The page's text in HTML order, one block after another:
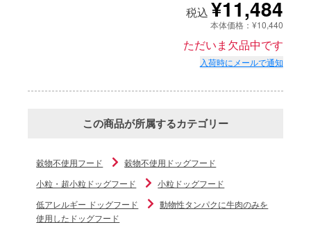
税込 ¥11,484
本体価格：¥10,440
ただいま欠品中です
入荷時にメールで通知
この商品が所属するカテゴリー
穀物不使用フード
穀物不使用ドッグフード
小粒・超小粒ドッグフード
小粒ドッグフード
低アレルギー ドッグフード
動物性タンパクに牛肉のみを
使用したドッグフード